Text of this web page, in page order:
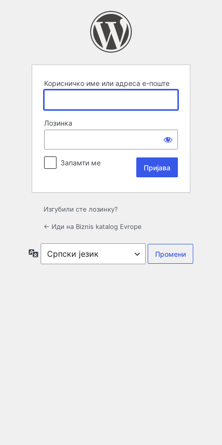
Корисничко име или адреса е-поште
Лозинка
Запамти ме
Изгубили сте лозинку?
← Иди на Biznis katalog Evrope
Језик